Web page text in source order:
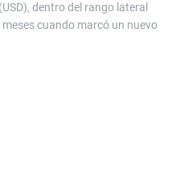
dentro del rango lateral
cuando marcó un nuevo